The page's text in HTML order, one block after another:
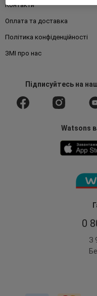
0
З
Контакти
Оплата та доставка
Політика конфіденційності
ЗМІ про нас
Підписуйтесьна
Watsons